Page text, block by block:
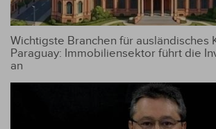
Wichtigste Branchen für ausländisches
Paraguay: Immobiliensektor führt die
an